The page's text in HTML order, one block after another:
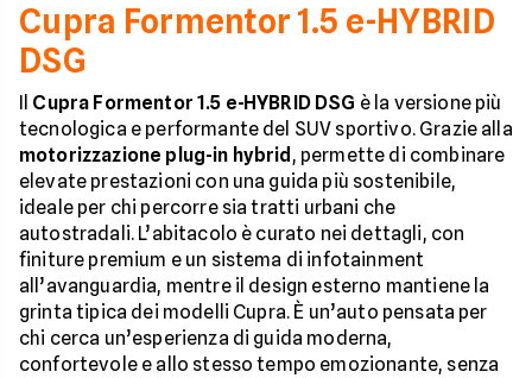
Cupra Formentor 1.5 e-HYBRID
DSG
Cupra Formentor 1.5 e-HYBRID DSG è la versione più
tecnologica e performante del SUV sportivo. Grazie alla
motorizzazione plug-in hybrid , permette di combinare
elevate prestazioni con una guida più sostenibile,
ideale per chi percorre sia tratti urbani che
autostradali. L’abitacolo è curato nei dettagli, con
finiture premium e un sistema di infotainment
all’avanguardia, mentre il design esterno mantiene la
grinta tipica dei modelli Cupra. È un’auto pensata per
chi cerca un’esperienza di guida moderna,
confortevole e allo stesso tempo emozionante, senza